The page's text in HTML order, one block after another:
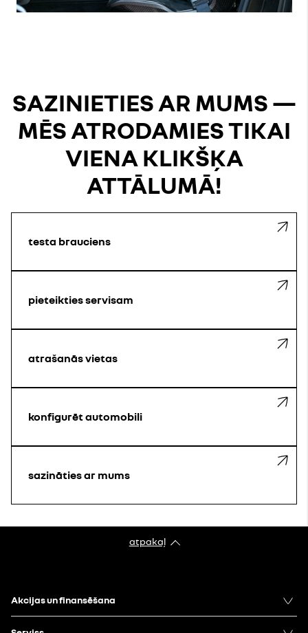
SAZINIETIES AR MUMS —
MĒS ATRODAMIES TIKAI
VIENA KLIKŠĶA
ATTĀLUMĀ!
testa brauciens
pieteikties servisam
atrašanās vietas
konfigurēt automobili
sazināties ar mums
atpakaļ
Akcijas un finansēšana